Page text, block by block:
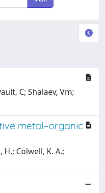
C; Shalaev, Vm;
metal–organic
H.; Colwell, K. A.;